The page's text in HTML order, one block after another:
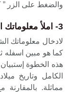
والضغط على الزر ” DEPOSIT ”
3- املأ معلوماتك الشخصية
لادخال معلوماتك
هذه الخطوة
الكامل وتاريخ
مماثلة.